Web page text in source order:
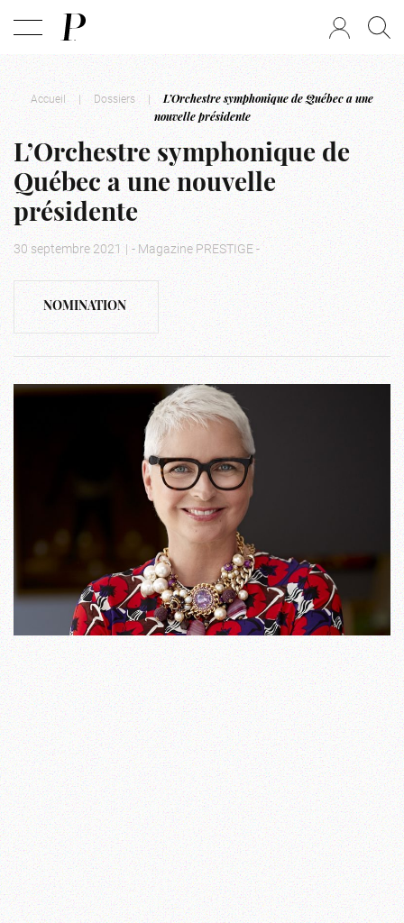
Accueil | Dossiers |
L’Orchestre symphonique de Québec a une
nouvelle présidente
L’Orchestre symphonique de
Québec a une nouvelle
présidente
30 septembre 2021 | - Magazine PRESTIGE -
NOMINATION